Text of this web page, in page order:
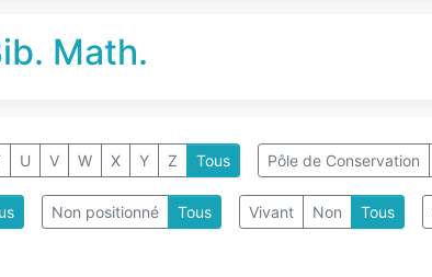
Math.
U V W X Y Z Tous Pôle de Conservation
Non positionné Tous Vivant Non Tous